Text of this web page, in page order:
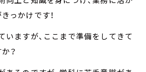
っかけです！
いますが、ここまで準備をしてきて
？